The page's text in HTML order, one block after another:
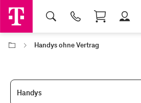
Handys ohne Vertrag
Handys